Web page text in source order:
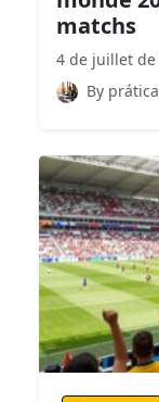
matchs
4 de juillet de
By prática